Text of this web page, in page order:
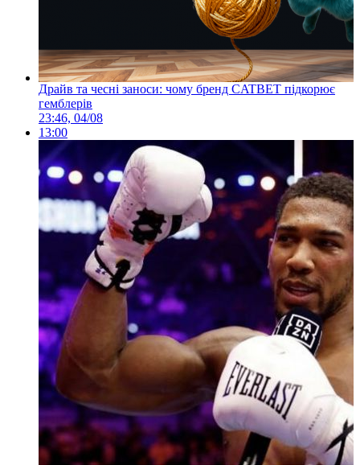
Драйв та чесні заноси: чому бренд CATBET підкорює
гемблерів
23:46, 04/08
13:00